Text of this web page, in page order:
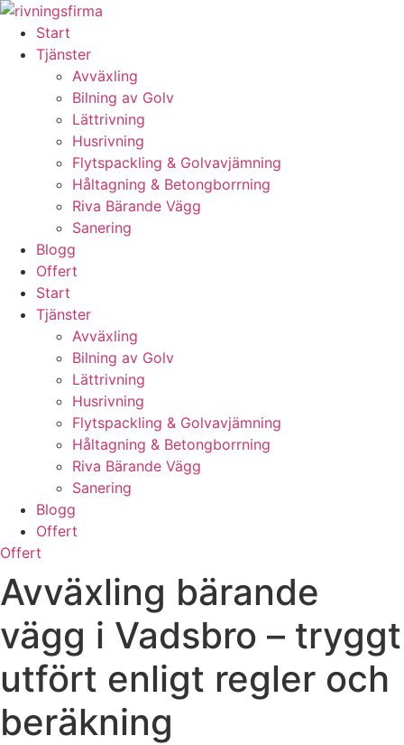
Skip
content
Start
Tjänster
Avväxling
Bilning av Golv
Lättrivning
Husrivning
Flytspackling & Golvavjämning
Håltagning & Betongborrning
Riva Bärande Vägg
Sanering
Blogg
Offert
Start
Tjänster
Avväxling
Bilning av Golv
Lättrivning
Husrivning
Flytspackling & Golvavjämning
Håltagning & Betongborrning
Riva Bärande Vägg
Sanering
Blogg
Offert
Offert
Avväxling bärande
vägg i Vadsbro – tryggt
utfört enligt regler och
beräkning